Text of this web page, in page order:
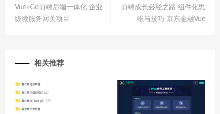
Vue+Go前端后端一体化 企业
级微服务网关项目
前端成长必经之路 组件化思
维与技巧 京东金融Vue
相关推荐